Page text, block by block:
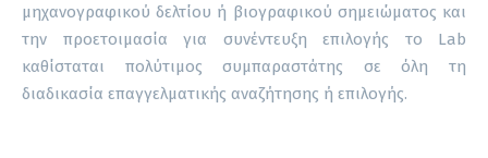
μηχανογραφικού δελτίου ή βιογραφικού σημειώματος και
την προετοιμασία για συνέντευξη επιλογής το Lab
καθίσταται πολύτιμος συμπαραστάτης σε όλη τη
διαδικασία επαγγελματικής αναζήτησης ή επιλογής.